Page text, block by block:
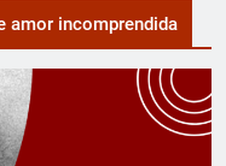
amor incomprendida